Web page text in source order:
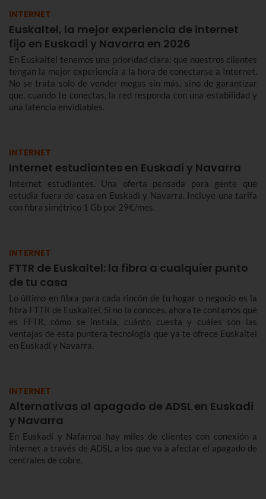
INTERNET
Euskaltel, la mejor experiencia de internet
fijo en Euskadi y Navarra en 2026
En Euskaltel tenemos una prioridad clara: que nuestros clientes
tengan la mejor experiencia a la hora de conectarse a Internet.
No se trata solo de vender megas sin más, sino de garantizar
que, cuando te conectas, la red responda con una estabilidad y
una latencia envidiables.
INTERNET
Internet estudiantes en Euskadi y Navarra
Internet estudiantes. Una oferta pensada para gente que
estudia fuera de casa en Euskadi y Navarra. Incluye una tarifa
con fibra simétrico 1 Gb por 29€/mes.
INTERNET
FTTR de Euskaltel: la fibra a cualquier punto
de tu casa
Lo último en fibra para cada rincón de tu hogar o negocio es la
fibra FTTR de Euskaltel. Si no la conoces, ahora te contamos qué
es FFTR, cómo se instala, cuánto cuesta y cuáles son las
ventajas de esta puntera tecnología que ya te ofrece Euskaltel
en Euskadi y Navarra.
INTERNET
Alternativas al apagado de ADSL en Euskadi
y Navarra
En Euskadi y Nafarroa hay miles de clientes con conexión a
internet a través de ADSL a los que va a afectar el apagado de
centrales de cobre.